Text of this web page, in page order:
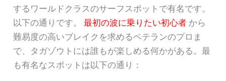
するワールドクラスのサーフスポットで有名です。
以下の通りです。最初の波に乗りたい初心者 から
難易度の高いブレイクを求めるベテランのプロま
で、タガゾウトには誰もが楽しめる何かがある。最
も有名なスポットは以下の通り：